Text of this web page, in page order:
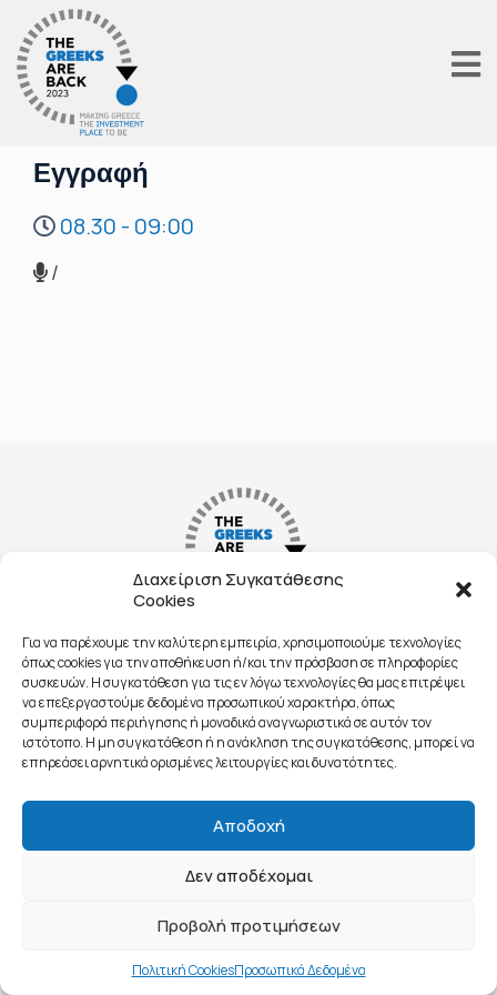
Διαχείριση Συγκατάθεσης
Cookies
Για να παρέχουμε την καλύτερη εμπειρία, χρησιμοποιούμε τεχνολογίες
όπως cookies για την αποθήκευση ή/και την πρόσβαση σε πληροφορίες
συσκευών. Η συγκατάθεση για τις εν λόγω τεχνολογίες θα μας επιτρέψει
να επεξεργαστούμε δεδομένα προσωπικού χαρακτήρα, όπως
συμπεριφορά περιήγησης ή μοναδικά αναγνωριστικά σε αυτόν τον
ιστότοπο. Η μη συγκατάθεση ή η ανάκληση της συγκατάθεσης, μπορεί να
επηρεάσει αρνητικά ορισμένες λειτουργίες και δυνατότητες.
Αποδοχή
Δεν αποδέχομαι
Προβολή προτιμήσεων
Πολιτική CookiesΠροσωπικά Δεδομένα
Εγγραφή
08.30 - 09:00
/
© 2020 All Rights Reserved - Public Affairs & Networks - Αριθμός
ΓΕΜΗ: 143591701000
Όροι χρήσης και πνευματικά δικαιώματα||Προσωπικά δεδομένα
Επικοινωνία